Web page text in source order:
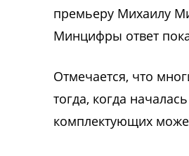
премьеру Михаилу
Минцифры ответ
Отмечается, что
тогда, когда
комплектующих